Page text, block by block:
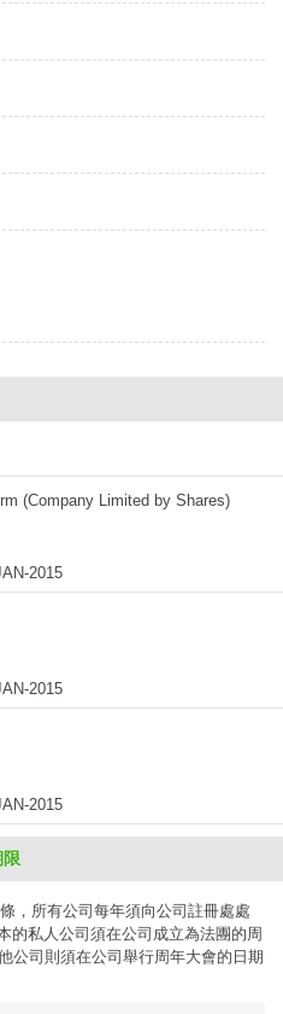
(Company Limited by Shares)
2015
2015
2015
，所有公司每年須向公司註冊處處
的私人公司須在公司成立為法團的周
公司則須在公司舉行周年大會的日期